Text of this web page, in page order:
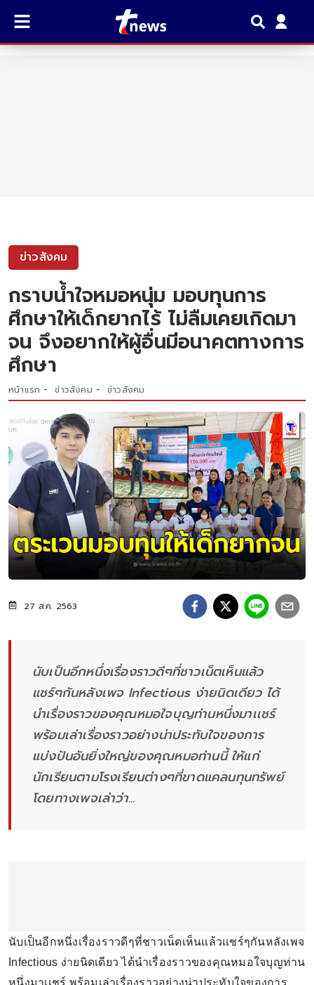
ข่าวสังคม
กราบน้ำใจหมอหนุ่ม มอบทุนการ
ศึกษาให้เด็กยากไร้ ไม่ลืมเคยเกิดมา
จน จึงอยากให้ผู้อื่นมีอนาคตทางการ
ศึกษา
หน้าแรก ข่าวสังคม ข่าวสังคม
27 ส.ค. 2563
นับเป็นอีกหนึ่งเรื่องราวดีๆที่ชาวเน็ตเห็นแล้ว
แชร์ๆกันหลังเพจ Infectious ง่ายนิดเดียว ได้
นำเรื่องราวของคุณหมอใจบุญท่านหนึ่งมาเเชร์
พร้อมเล่าเรื่องราวอย่างน่าประทับใจของการ
แบ่งปันอันยิ่งใหญ่ของคุณหมอท่านนี้ ให้แก่
นักเรียนตามโรงเรียนต่างๆที่ขาดแคลนทุนทรัพย์
โดยทางเพจเล่าว่า...
นับเป็นอีกหนึ่งเรื่องราวดีๆที่ชาวเน็ตเห็นแล้วแชร์ๆกันหลังเพจ
Infectious ง่ายนิดเดียว ได้นำเรื่องราวของคุณหมอใจบุญท่าน
หนึ่งมาเเชร์ พร้อมเล่าเรื่องราวอย่างน่าประทับใจของการ